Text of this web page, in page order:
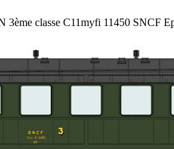
classe C11myfi 11450 SNCF